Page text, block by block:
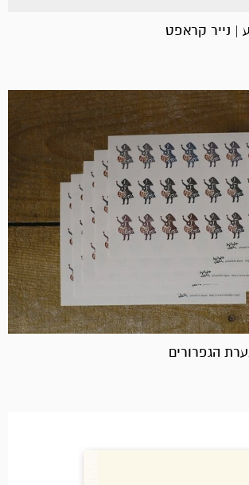
| נייר קראפט
הגפרורים